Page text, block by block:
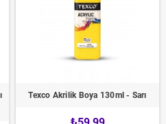
Texco Akrilik Boya 130ml - Sarı